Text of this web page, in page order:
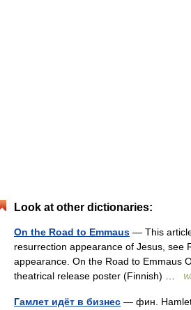
Look at other dictionaries:
On the Road to Emmaus — This
resurrection appearance of Jesus, see
appearance. On the Road to Emmaus
theatrical release poster (Finnish) …
Гамлет идёт в бизнес — фин. Hamlet